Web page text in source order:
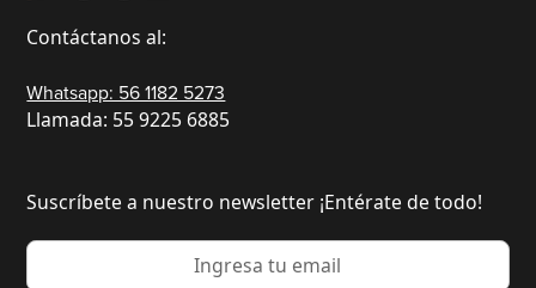
Contáctanos al:
Whatsapp: 56 1182 5273
Llamada: 55 9225 6885
Suscríbete a nuestro newsletter ¡Entérate de todo!